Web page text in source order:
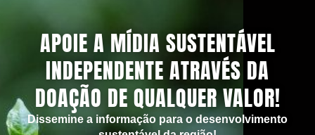
APOIE A MÍDIA SUSTENTÁVEL
INDEPENDENTE ATRAVÉS DA
DOAÇÃO DE QUALQUER VALOR!
Dissemine a informação para o desenvolvimento